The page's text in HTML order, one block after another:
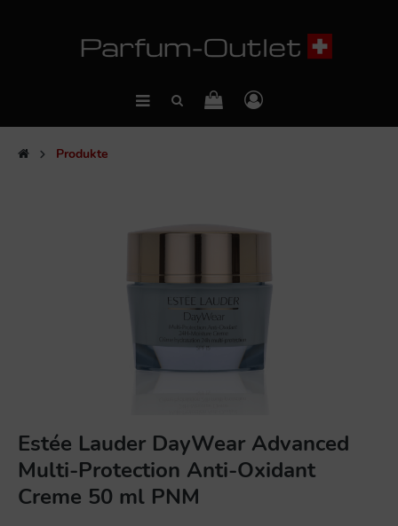
Produkte
Estée Lauder DayWear Advanced
Multi-Protection Anti-Oxidant
Creme 50 ml PNM